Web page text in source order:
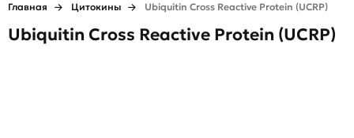
Главная Цитокины Ubiquitin Cross Reactive Protein (UCRP)
Ubiquitin Cross Reactive Protein (UCRP)